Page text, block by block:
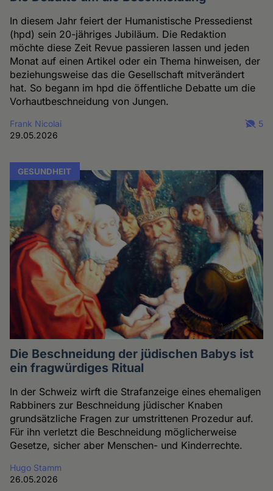
In diesem Jahr feiert der Humanistische Pressedienst
(hpd) sein 20-jähriges Jubiläum. Die Redaktion
möchte diese Zeit Revue passieren lassen und jeden
Monat auf einen Artikel oder ein Thema hinweisen, der
beziehungsweise das die Gesellschaft mitverändert
hat. So begann im hpd die öffentliche Debatte um die
Vorhautbeschneidung von Jungen.
Frank Nicolai
29.05.2026
5
GESUNDHEIT
Die Beschneidung der jüdischen Babys ist
ein fragwürdiges Ritual
In der Schweiz wirft die Strafanzeige eines ehemaligen
Rabbiners zur Beschneidung jüdischer Knaben
grundsätzliche Fragen zur umstrittenen Prozedur auf.
Für ihn verletzt die Beschneidung möglicherweise
Gesetze, sicher aber Menschen- und Kinderrechte.
Hugo Stamm
26.05.2026